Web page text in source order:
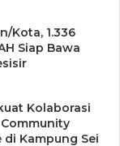
gagasan
implementatif
tinggi di
Besar PTN-B,
Kota, 1.336
Siap Bawa
Kolaborasi
Kampung Sei